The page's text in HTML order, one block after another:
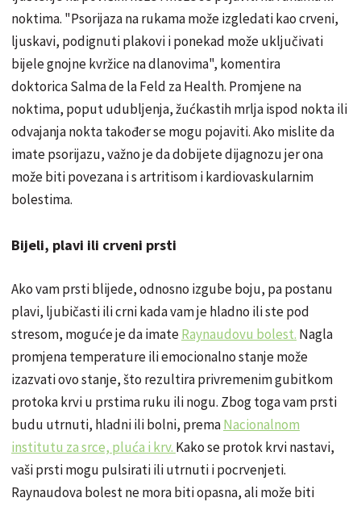
noktima. "Psorijaza na rukama može izgledati kao crveni,
ljuskavi, podignuti plakovi i ponekad može uključivati
bijele gnojne kvržice na dlanovima", komentira
doktorica Salma de la Feld za Health. Promjene na
noktima, poput udubljenja, žućkastih mrlja ispod nokta ili
odvajanja nokta također se mogu pojaviti. Ako mislite da
imate psorijazu, važno je da dobijete dijagnozu jer ona
može biti povezana i s artritisom i kardiovaskularnim
bolestima.
Bijeli, plavi ili crveni prsti
Ako vam prsti blijede, odnosno izgube boju, pa postanu
plavi, ljubičasti ili crni kada vam je hladno ili ste pod
stresom, moguće je da imateRaynaudovu bolest. Nagla
promjena temperature ili emocionalno stanje može
izazvati ovo stanje, što rezultira privremenim gubitkom
protoka krvi u prstima ruku ili nogu. Zbog toga vam prsti
budu utrnuti, hladni ili bolni, premaNacionalnom
institutu za srce, pluća i krv. Kako se protok krvi nastavi,
vaši prsti mogu pulsirati ili utrnuti i pocrvenjeti.
Raynaudova bolest ne mora biti opasna, ali može biti